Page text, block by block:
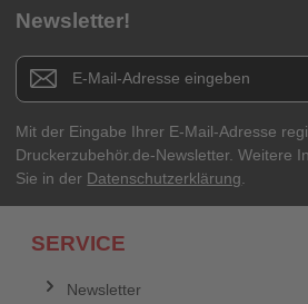
Newsletter!
Newsletter E-Mail Adresse
Mit der Eingabe Ihrer E-Mail-Adresse
Druckerzubehör.de-Newsletter. Weitere
Sie in der Datenschutzerklärung
SERVICE
Newsletter